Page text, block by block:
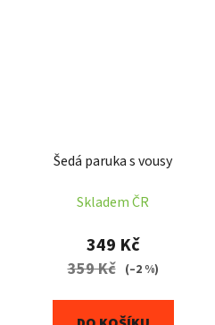
Šedá paruka s vousy
Skladem ČR
349 Kč
359 Kč (–2 %)